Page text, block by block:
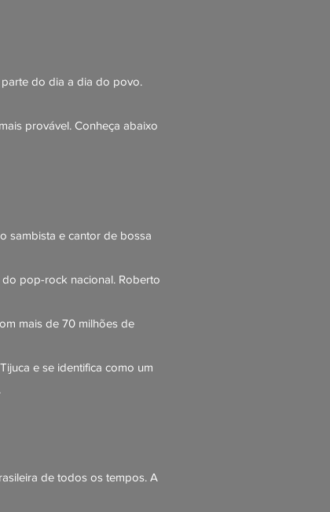
do dia a dia do povo.
provável. Conheça abaixo
sambista e cantor de bossa
pop-rock nacional. Roberto
mais de 70 milhões de
e se identifica como um
de todos os tempos. A